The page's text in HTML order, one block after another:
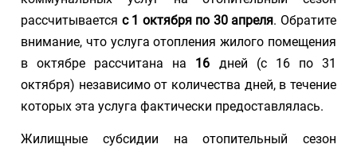
рассчитывается с 1 октября по 30 апреля. Обратите
внимание, что услуга отопления жилого помещения
в октябре рассчитана на 16 дней (с 16 по 31
октября) независимо от количества дней, в течение
которых эта услуга фактически предоставлялась.
Жилищные субсидии на отопительный сезон